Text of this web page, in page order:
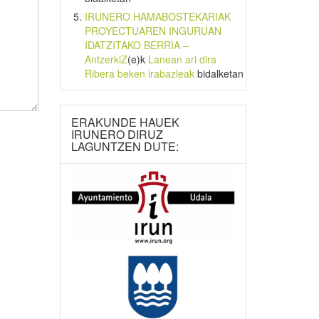
IRUNERO HAMABOSTEKARIAK
PROYECTUAREN INGURUAN
IDATZITAKO BERRIA –
AntzerkiZ(e)k Lanean ari dira
Ribera beken irabazleakbidalketan
ERAKUNDE HAUEK
IRUNERO DIRUZ
LAGUNTZEN DUTE: